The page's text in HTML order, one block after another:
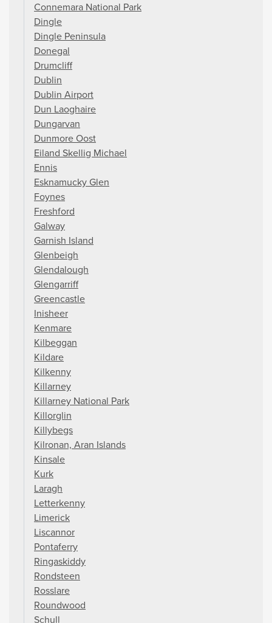
Connemara National Park
Dingle
Dingle Peninsula
Donegal
Drumcliff
Dublin
Dublin Airport
Dun Laoghaire
Dungarvan
Dunmore Oost
Eiland Skellig Michael
Ennis
Esknamucky Glen
Foynes
Freshford
Galway
Garnish Island
Glenbeigh
Glendalough
Glengarriff
Greencastle
Inisheer
Kenmare
Kilbeggan
Kildare
Kilkenny
Killarney
Killarney National Park
Killorglin
Killybegs
Kilronan, Aran Islands
Kinsale
Kurk
Laragh
Letterkenny
Limerick
Liscannor
Pontaferry
Ringaskiddy
Rondsteen
Rosslare
Roundwood
Schull